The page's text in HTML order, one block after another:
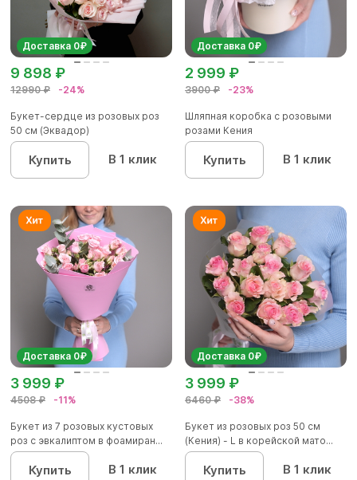
Доставка 0₽
12990 ₽ -24%
9 898 ₽
Букет-сердце из розовых роз
50 см (Эквадор)
Купить В 1 клик
Доставка 0₽
3900 ₽ -23%
2 999 ₽
Шляпная коробка с розовыми
розами Кения
Купить В 1 клик
Доставка 0₽
4508 ₽ -11%
3 999 ₽
Букет из 7 розовых кустовых
роз с эвкалиптом в фоамиран...
Купить В 1 клик
Доставка 0₽
6460 ₽ -38%
3 999 ₽
Букет из розовых роз 50 см
(Кения) - L в корейской мато...
Купить В 1 клик